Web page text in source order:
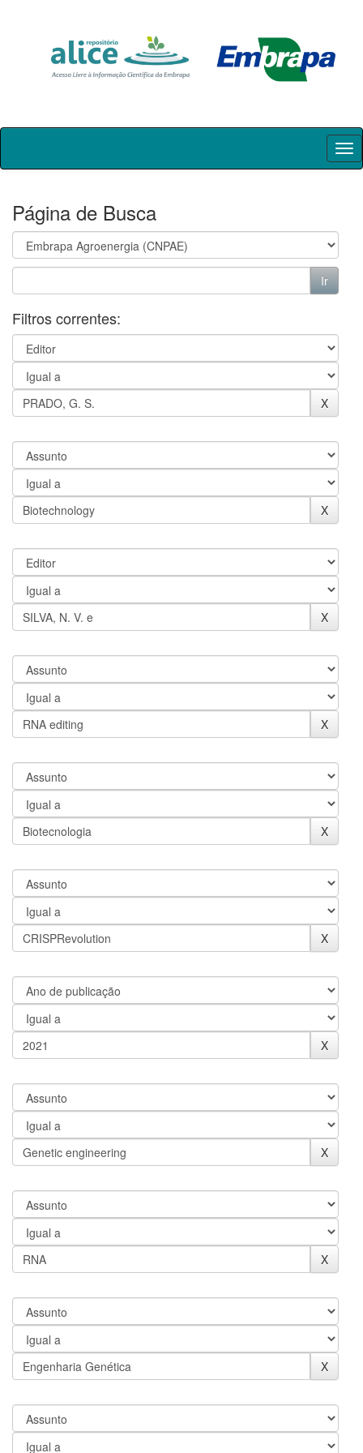
Skip
Página de Busca
Filtros correntes: